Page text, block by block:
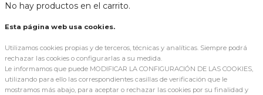
No hay productos en el carrito.
Esta página web usa cookies.
Utilizamos cookies propias y de terceros, técnicas y analíticas. Siempre podrá
rechazar las cookies o configurarlas a su medida.
Le informamos que puede MODIFICAR LA CONFIGURACIÓN DE LAS COOKIES,
utilizando para ello las correspondientes casillas de verificación que le
mostramos más abajo, para aceptar o rechazar las cookies por su finalidad y